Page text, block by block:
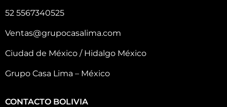
52 5567340525
Ventas@grupocasalima.com
Ciudad de México / Hidalgo México
Grupo Casa Lima – México
CONTACTO BOLIVIA